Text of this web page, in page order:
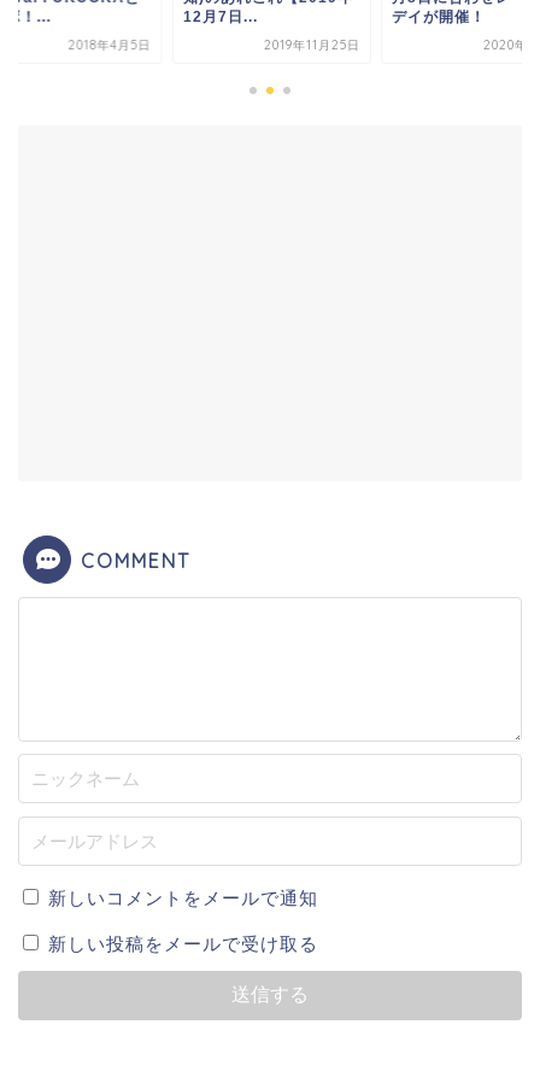
ボ！...
2018年4月5日
12月7日...
2019年11月25日
デイが開催！
2020年8
COMMENT
新しいコメントをメールで通知
新しい投稿をメールで受け取る